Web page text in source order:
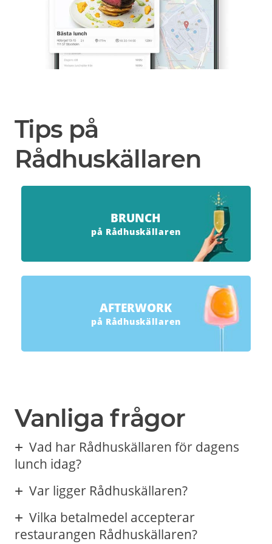
Tips på
Rådhuskällaren
BRUNCH
på Rådhuskällaren
AFTERWORK
på Rådhuskällaren
Vanliga frågor
Vad har Rådhuskällaren för dagens
lunch idag?
Var ligger Rådhuskällaren?
Vilka betalmedel accepterar
restaurangen Rådhuskällaren?